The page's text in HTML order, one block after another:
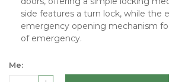
side features a turn lock, while the
emergency opening mechanism
of emergency.
Me: